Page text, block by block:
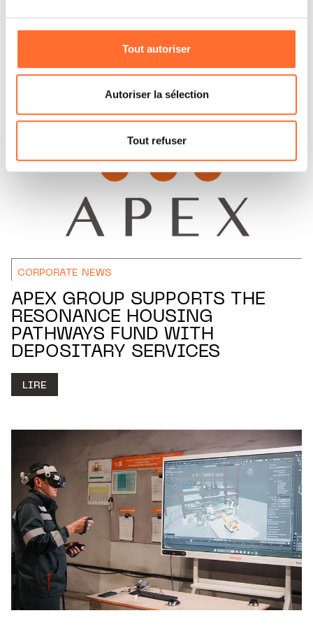
cookies non nécessaires.
Vous avez la possibilité de modifier ou retirer votre
consentement à tout moment en cliquant sur l’icône
flottante en bas à gauche de chaque page.
Pour de plus amples informations sur la manière dont
nous utilisons lescookies et sommes amenés à traiter
Charte d’usage des cookieset notrePolitique de
Tout autoriser
Autoriser la sélection
Tout refuser
ARTICLES ASSOCIÉS
CORPORATE NEWS
APEX GROUP SUPPORTS THE
RESONANCE HOUSING
PATHWAYS FUND WITH
DEPOSITARY SERVICES
LIRE